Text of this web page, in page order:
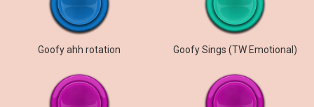
Goofy ahh rotation Goofy Sings (TW Emotional)